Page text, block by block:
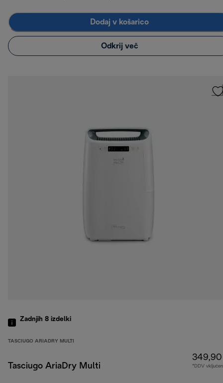
Dodaj v košarico
Odkrij več
Zadnjih 8 izdelki
TASCIUGO ARIADRY MULTI
Tasciugo AriaDry Multi *DDV vključen